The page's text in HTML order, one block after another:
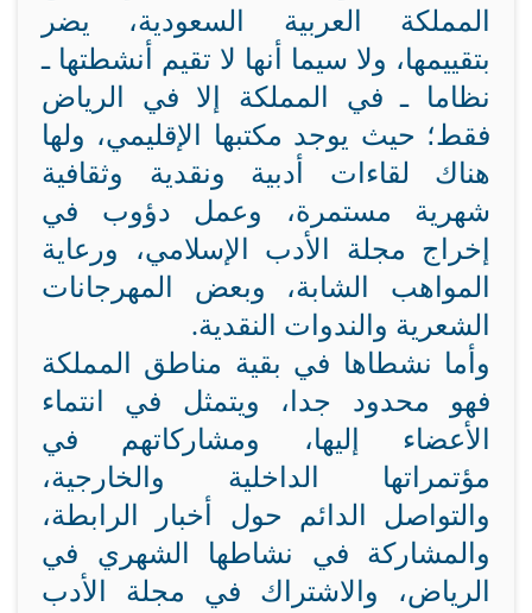
المملكة العربية السعودية، يضر
بتقييمها، ولا سيما أنها لا تقيم أنشطتها ـ
نظاما ـ في المملكة إلا في الرياض
فقط؛ حيث يوجد مكتبها الإقليمي، ولها
هناك لقاءات أدبية ونقدية وثقافية
شهرية مستمرة، وعمل دؤوب في
إخراج مجلة الأدب الإسلامي، ورعاية
المواهب الشابة، وبعض المهرجانات
الشعرية والندوات النقدية.
وأما نشطاها في بقية مناطق المملكة
فهو محدود جدا، ويتمثل في انتماء
الأعضاء إليها، ومشاركاتهم في
مؤتمراتها الداخلية والخارجية،
والتواصل الدائم حول أخبار الرابطة،
والمشاركة في نشاطها الشهري في
الرياض، والاشتراك في مجلة الأدب